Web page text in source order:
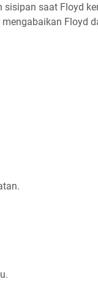
sisipan saat Floyd
mengabaikan Floyd